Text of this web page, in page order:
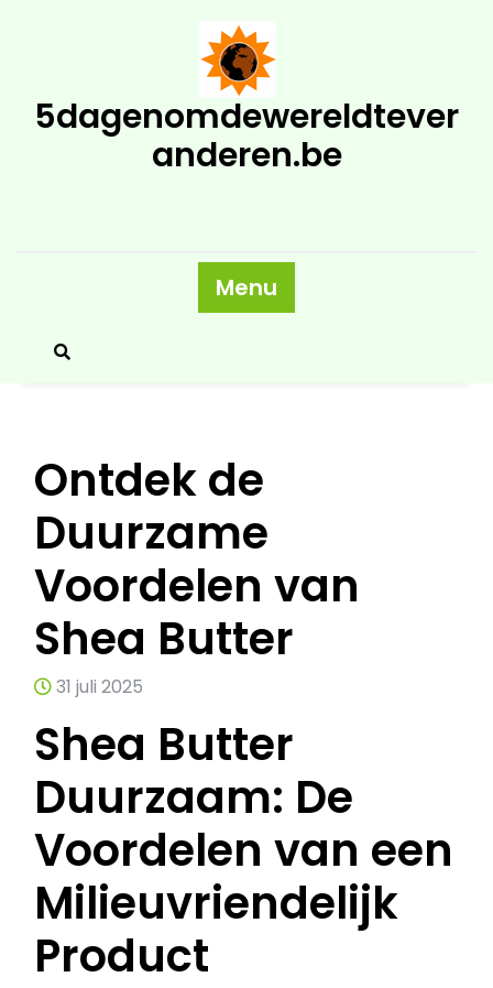
5dagenomdewereldtever
anderen.be
Menu
Ontdek de
Duurzame
Voordelen van
Shea Butter
31 juli 2025
Shea Butter
Duurzaam: De
Voordelen van een
Milieuvriendelijk
Product